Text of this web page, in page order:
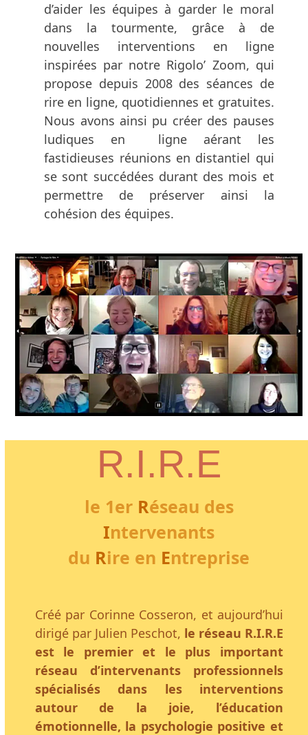
d’aider les équipes à garder le moral
dans la tourmente, grâce à de
nouvelles interventions en ligne
inspirées par notre Rigolo’ Zoom, qui
propose depuis 2008 des séances de
rire en ligne, quotidiennes et gratuites.
Nous avons ainsi pu créer des pauses
ludiques en ligne aérant les
fastidieuses réunions en distantiel qui
se sont succédées durant des mois et
permettre de préserver ainsi la
cohésion des équipes.
R.I.R.E
le 1er Réseau des
Intervenants
du Rire en Entreprise
Créé par Corinne Cosseron, et aujourd’hui
dirigé par Julien Peschot, le réseau R.I.R.E
est le premier et le plus important
réseau d’intervenants professionnels
spécialisés dans les interventions
autour de la joie, l’éducation
émotionnelle, la psychologie positive et